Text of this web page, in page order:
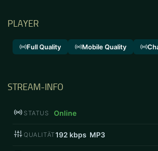
PLAYER
Full Quality Mobile Quality
STREAM-INFO
STATUS Online
QUALITÄT192 kbps MP3